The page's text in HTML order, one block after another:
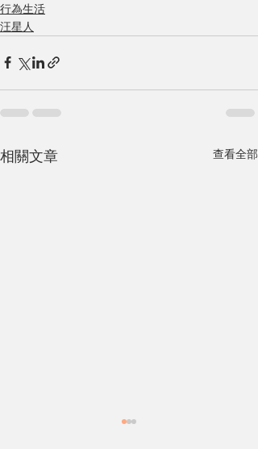
行為生活
汪星人
相關文章 查看全部